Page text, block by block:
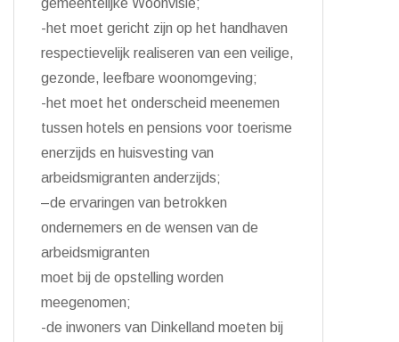
gemeentelijke Woonvisie;
-het moet gericht zijn op het handhaven
respectievelijk realiseren van een veilige,
gezonde, leefbare woonomgeving;
-het moet het onderscheid meenemen
tussen hotels en pensions voor toerisme
enerzijds en huisvesting van
arbeidsmigranten anderzijds;
–de ervaringen van betrokken
ondernemers en de wensen van de
arbeidsmigranten
moet bij de opstelling worden
meegenomen;
-de inwoners van Dinkelland moeten bij